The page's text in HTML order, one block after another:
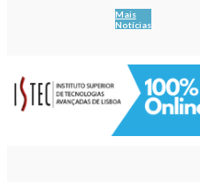
Mais
Notícias